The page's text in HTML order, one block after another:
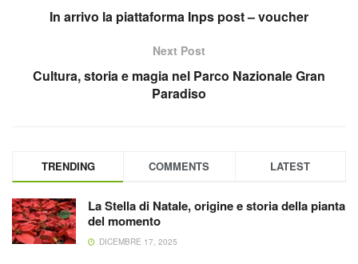
In arrivo la piattaforma Inps post – voucher
Next Post
Cultura, storia e magia nel Parco Nazionale Gran
Paradiso
TRENDING COMMENTS LATEST
La Stella di Natale, origine e storia della pianta
del momento
DICEMBRE 17, 2025